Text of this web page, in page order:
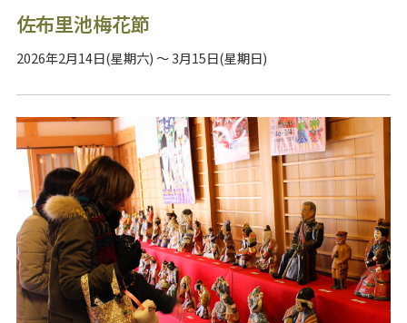
佐布里池梅花節
2026年2月14日(星期六) ～ 3月15日(星期日)